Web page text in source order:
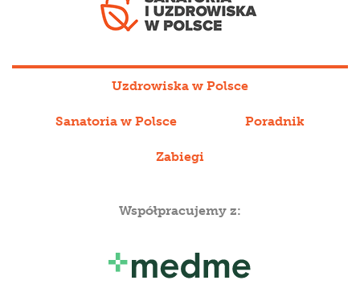
Uzdrowiska w Polsce
Sanatoria w Polsce Poradnik
Zabiegi
Współpracujemy z: